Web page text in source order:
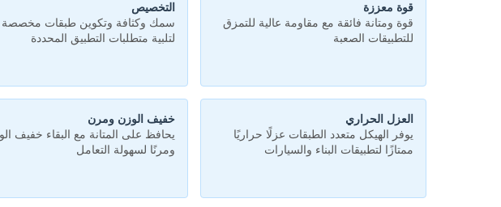
قوة معززة
قوة ومتانة فائقة مع مقاومة عالية للتمزق
للتطبيقات الصعبة
التخصيص
سمك وكثافة وتكوين طبقات مخصصة
لتلبية متطلبات التطبيق المحددة
العزل الحراري
يوفر الهيكل متعدد الطبقات عزلًا حراريًا
ممتازًا لتطبيقات البناء والسيارات
خفيف الوزن ومرن
يحافظ على المتانة مع البقاء خفيف
ومرنًا لسهولة التعامل